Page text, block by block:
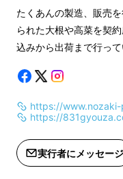
その思いを胸に
ファーム等にて1
のが今回皆様に
崎餃子」です！
宮崎産
たくあんの製造、販売
られた大根や高菜を契
込みから出荷まで行っ
https://
https://
実行者にメッセージ